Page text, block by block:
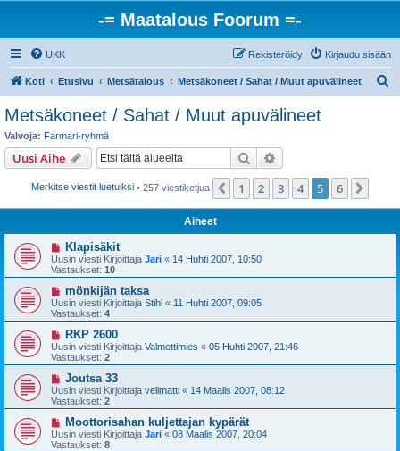
-= Maatalous Foorum =-
UKK Kirjaudu sisään
Rekisteröidy
Koti Etusivu Metsätalous Metsäkoneet / Sahat / Muut apuvälineet
Metsäkoneet / Sahat / Muut apuvälineet
Valvoja: Farmari-ryhmä
Uusi Aihe Etsi
Merkitse viestit luetuiksi • 257 viestiketjua Edellinen
1 2 3 4 5 6
Aiheet
Klapisäkit
Uusin viesti Kirjoittaja Jari « 14 Huhti 2007, 10:50
Vastaukset: 10
mönkijän taksa
Uusin viesti Kirjoittaja Stihl « 11 Huhti 2007, 09:05
Vastaukset: 4
RKP 2600
Uusin viesti Kirjoittaja Valmettimies « 05 Huhti 2007, 21:46
Vastaukset: 2
Joutsa 33
Uusin viesti Kirjoittaja velimatti « 14 Maalis 2007, 08:12
Vastaukset: 2
Moottorisahan kuljettajan kypärät
Uusin viesti Kirjoittaja Jari « 08 Maalis 2007, 20:04
Vastaukset: 8